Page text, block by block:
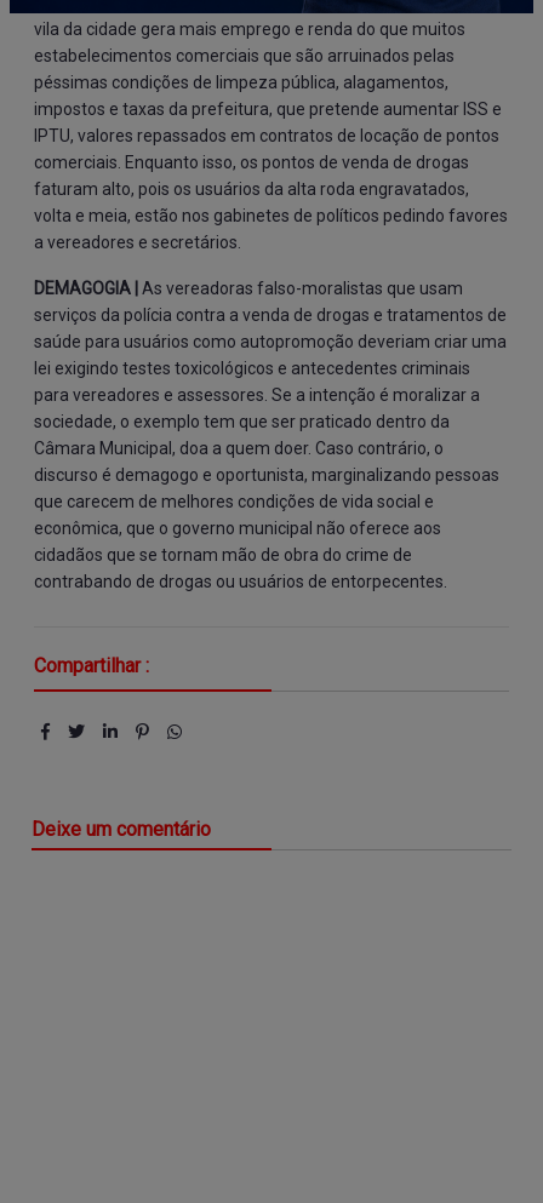
vila da cidade gera mais emprego e renda do que muitos
estabelecimentos comerciais que são arruinados pelas
péssimas condições de limpeza pública, alagamentos,
impostos e taxas da prefeitura, que pretende aumentar ISS e
IPTU, valores repassados em contratos de locação de pontos
comerciais. Enquanto isso, os pontos de venda de drogas
faturam alto, pois os usuários da alta roda engravatados,
volta e meia, estão nos gabinetes de políticos pedindo favores
a vereadores e secretários.
DEMAGOGIA | As vereadoras falso-moralistas que usam
serviços da polícia contra a venda de drogas e tratamentos de
saúde para usuários como autopromoção deveriam criar uma
lei exigindo testes toxicológicos e antecedentes criminais
para vereadores e assessores. Se a intenção é moralizar a
sociedade, o exemplo tem que ser praticado dentro da
Câmara Municipal, doa a quem doer. Caso contrário, o
discurso é demagogo e oportunista, marginalizando pessoas
que carecem de melhores condições de vida social e
econômica, que o governo municipal não oferece aos
cidadãos que se tornam mão de obra do crime de
contrabando de drogas ou usuários de entorpecentes.
Compartilhar :
Deixe um comentário